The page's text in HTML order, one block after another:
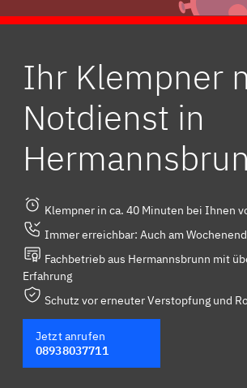
Ihr Klempner
Notdienst in
Klempner in ca. 40 Minuten bei Ihnen
Immer erreichbar: Auch am
Fachbetrieb aus Hermannsbrunn mit
Erfahrung
Schutz vor erneuter Verstopfung und
Jetzt anrufen
08938037711